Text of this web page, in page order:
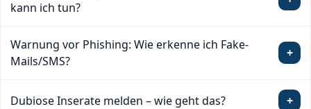
kann ich tun?
Warnung vor Phishing: Wie erkenne ich Fake-
Mails/SMS?
+
Dubiose Inserate melden – wie geht das? +